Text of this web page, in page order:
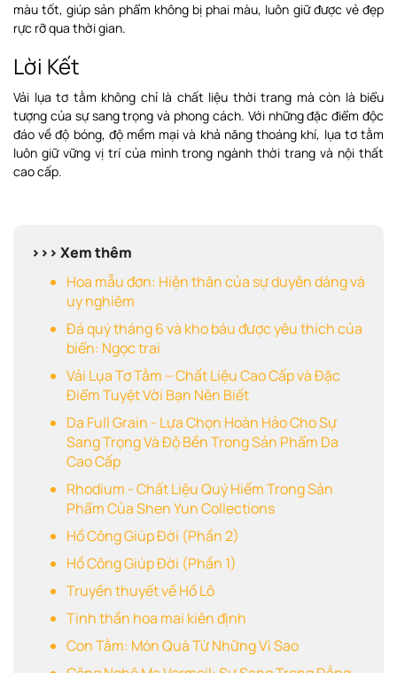
màu tốt, giúp sản phẩm không bị phai màu, luôn giữ được vẻ đẹp
rực rỡ qua thời gian.
Lời Kết
Vải lụa tơ tằm không chỉ là chất liệu thời trang mà còn là biểu
tượng của sự sang trọng và phong cách. Với những đặc điểm độc
đáo về độ bóng, độ mềm mại và khả năng thoáng khí, lụa tơ tằm
luôn giữ vững vị trí của mình trong ngành thời trang và nội thất
cao cấp.
>>> Xem thêm
Hoa mẫu đơn: Hiện thân của sự duyên dáng và
uy nghiêm
Đá quý tháng 6 và kho báu được yêu thích của
biển: Ngọc trai
Vải Lụa Tơ Tằm – Chất Liệu Cao Cấp và Đặc
Điểm Tuyệt Vời Bạn Nên Biết
Da Full Grain - Lựa Chọn Hoàn Hảo Cho Sự
Sang Trọng Và Độ Bền Trong Sản Phẩm Da
Cao Cấp
Rhodium - Chất Liệu Quý Hiếm Trong Sản
Phẩm Của Shen Yun Collections
Hồ Công Giúp Đời (Phần 2)
Hồ Công Giúp Đời (Phần 1)
Truyền thuyết về Hồ Lô
Tinh thần hoa mai kiên định
Con Tằm: Món Quà Từ Những Vì Sao